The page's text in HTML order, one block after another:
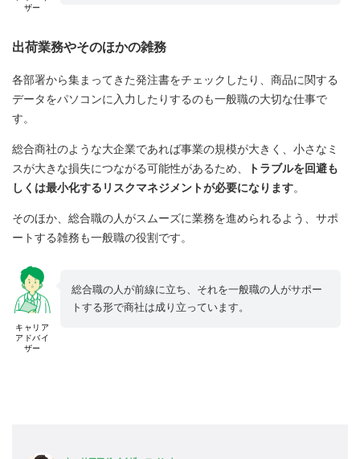
ザー
出荷業務やそのほかの雑務
各部署から集まってきた発注書をチェックしたり、商品に関する
データをパソコンに入力したりするのも一般職の大切な仕事で
す。
総合商社のような大企業であれば事業の規模が大きく、小さなミ
スが大きな損失につながる可能性があるため、
トラブルを回避も
しくは最小化するリスクマネジメントが必要になります。
そのほか、総合職の人がスムーズに業務を進められるよう、サポ
ートする雑務も一般職の役割です。
キャリア
アドバイ
ザー
総合職の人が前線に立ち、それを一般職の人がサポー
トする形で商社は成り立っています。